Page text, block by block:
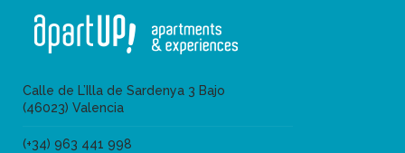
Calle de L’Illa de Sardenya 3 Bajo
(46023) Valencia
(+34) 963 441 998